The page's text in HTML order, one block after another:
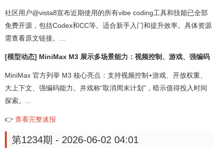
社区用户@vista8宣布近期使用的所有vibe coding工具和技能已全部
免费开源，包括Codex和CC等。适合新手入门和提升效率。具体资源
需查看原文链接。...
[模型动态] MiniMax M3 展示多场景能力：视频控制、游戏、强编码
MiniMax 官方列举 M3 核心亮点：支持视频控制+游戏、开放权重、
大上下文、强编码能力。并戏称“取消周末计划”，暗示值得投入时间
探索。...
👉 查看完整速报
第1234期 - 2026-06-02 04:01